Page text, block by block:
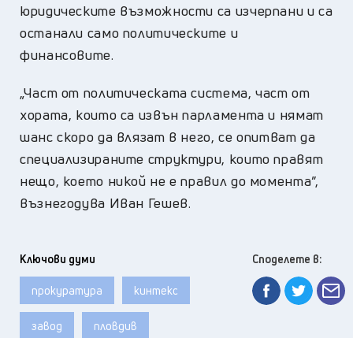
юридическите възможности са изчерпани и са
останали само политическите и
финансовите.
„Част от политическата система, част от
хората, които са извън парламента и нямат
шанс скоро да влязат в него, се опитват да
специализираните структури, които правят
нещо, което никой не е правил до момента”,
възнегодува Иван Гешев.
Ключови думи
прокуратура кинтекс
завод пловдив
Споделете в: